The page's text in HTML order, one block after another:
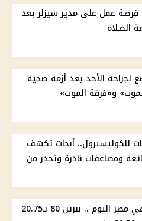
عمل على مدير سيزلر بعد
الصلاة
لجراحة الأحد بعد أزمة صحية
و«فرقة الموت»
للكوليسترول.. أبحاث تكشف
ومضاعفات نادرة وتحذر من
أسعار الوقود في مصر اليوم .. بنزين 80 بـ20.75